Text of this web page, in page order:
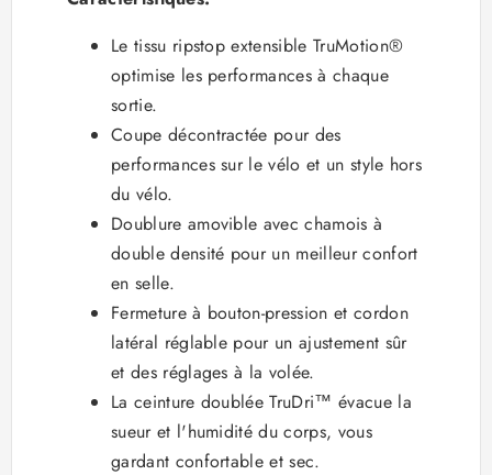
Le tissu ripstop extensible TruMotion®
optimise les performances à chaque
sortie.
Coupe décontractée pour des
performances sur le vélo et un style hors
du vélo.
Doublure amovible avec chamois à
double densité pour un meilleur confort
en selle.
Fermeture à bouton-pression et cordon
latéral réglable pour un ajustement sûr
et des réglages à la volée.
La ceinture doublée TruDri™ évacue la
sueur et l'humidité du corps, vous
gardant confortable et sec.